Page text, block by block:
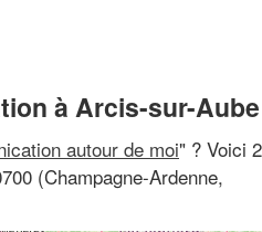
à Arcis-sur-Aube
autour de moi" ? Voici 2
(Champagne-Ardenne,